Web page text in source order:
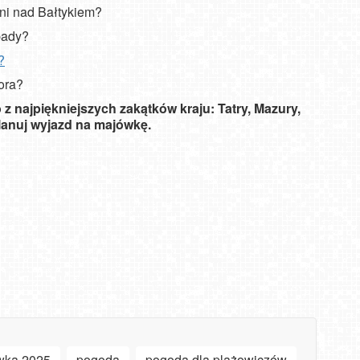
nad Bałtykiem?
najpiękniejszych zakątków kraju: Tatry, Mazury,
wyjazd na majówkę.